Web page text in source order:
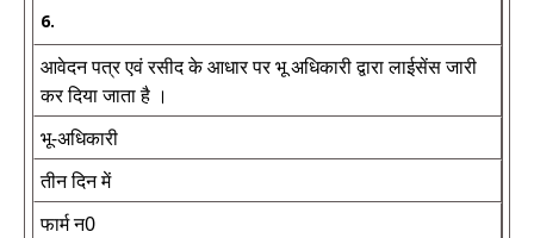
6.
आवेदन पत्र एवं रसीद के आधार पर भू अधिकारी द्वारा लाईसेंस जारी
कर दिया जाता है ।
भू-अधिकारी
तीन दिन में
फार्म न0